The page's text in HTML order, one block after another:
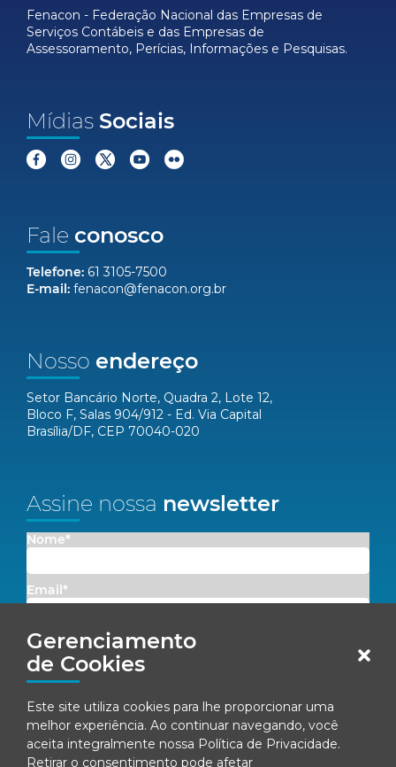
Gerenciamento
de Cookies
Este site utiliza cookies para lhe proporcionar uma
melhor experiência. Ao continuar navegando, você
aceita integralmente nossa Política de Privacidade.
Retirar o consentimento pode afetar
Fenacon - Federação Nacional das Empresas de
Serviços Contábeis e das Empresas de
Assessoramento, Perícias, Informações e Pesquisas.
Mídias Sociais
Fale conosco
Telefone: 61 3105-7500
E-mail: fenacon@fenacon.org.br
Nosso endereço
Setor Bancário Norte, Quadra 2, Lote 12,
Bloco F, Salas 904/912 - Ed. Via Capital
Brasília/DF, CEP 70040-020
Assine nossa newsletter
Nome*
Email*
Concordo em receber comunicações da Fenacon.
Ao se inscrever, você concorda com nossa Política de Privacidade